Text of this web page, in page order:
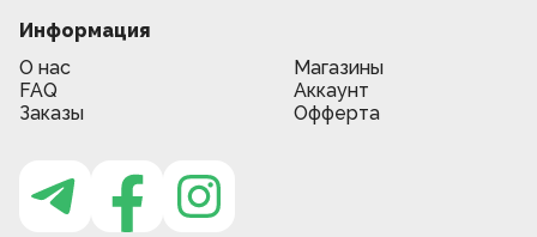
Информация
О нас
Магазины
FAQ
Аккаунт
Заказы
Офферта